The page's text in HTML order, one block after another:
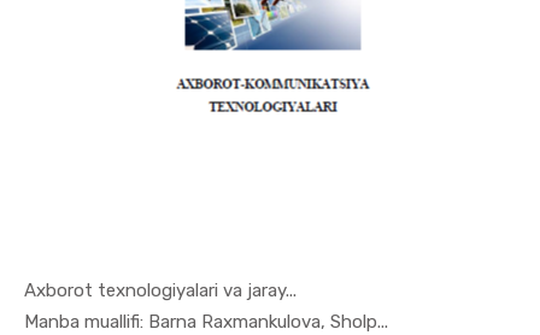
Axborot texnologiyalari va jaray...
Manba muallifi: Barna Raxmankulova, Sholp...
In Iqtisod...